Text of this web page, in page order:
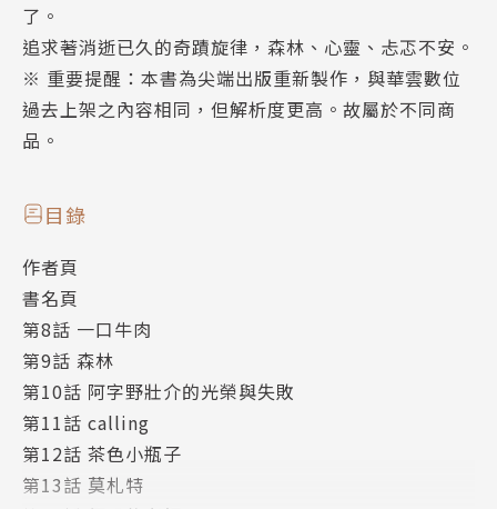
了。
追求著消逝已久的奇蹟旋律，森林、心靈、忐忑不安。
※ 重要提醒：本書為尖端出版重新製作，與華雲數位
過去上架之內容相同，但解析度更高。故屬於不同商
品。
目錄
作者頁
書名頁
第8話 一口牛肉
第9話 森林
第10話 阿字野壯介的光榮與失敗
第11話 calling
第12話 茶色小瓶子
第13話 莫札特